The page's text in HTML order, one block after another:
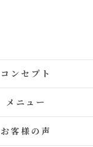
コンセプト
メニュー
お客様の声